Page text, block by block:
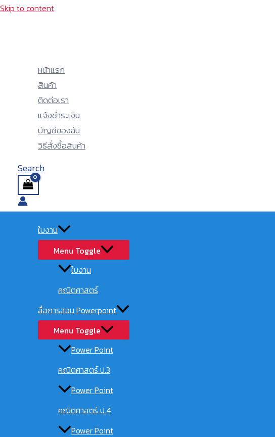
Skip to content
หน้าแรก
สินค้า
ติดต่อเรา
แจ้งชำระเงิน
บัญชีของฉัน
วิธีสั่งซื้อสินค้า
Search
ใบงาน
Menu Toggle
ใบงาน
คณิตศาสตร์
สื่อการสอน Powerpoint
Menu Toggle
Power Point
คณิตศาสตร์ ป.3
Power Point
คณิตศาสตร์ ป.4
Power Point